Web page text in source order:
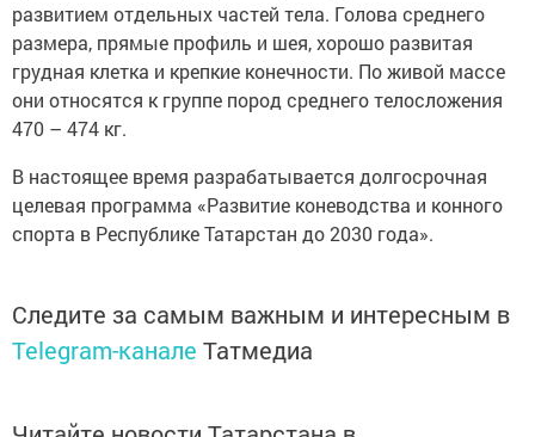
развитием отдельных частей тела. Голова среднего
размера, прямые профиль и шея, хорошо развитая
грудная клетка и крепкие конечности. По живой массе
они относятся к группе пород среднего телосложения
470 – 474 кг.
В настоящее время разрабатывается долгосрочная
целевая программа «Развитие коневодства и конного
спорта в Республике Татарстан до 2030 года».
Следите за самым важным и интересным в
Telegram-канале Татмедиа